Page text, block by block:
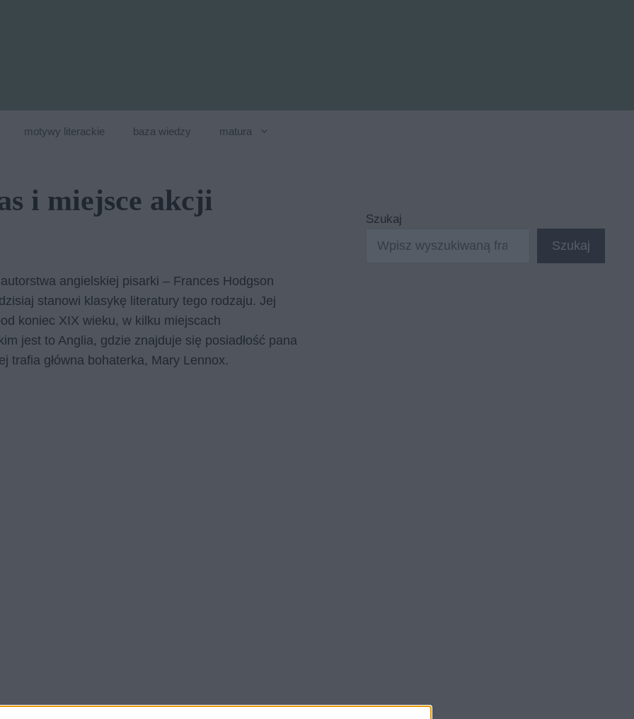
motywy literackie baza wiedzy matura
i miejsce akcji
angielskiej pisarki – Frances Hodgson
stanowi klasykę literatury tego rodzaju. Jej
koniec XIX wieku, w kilku miejscach
jest to Anglia, gdzie znajduje się posiadłość pana
trafia główna bohaterka, Mary Lennox.
Szukaj
Szukaj